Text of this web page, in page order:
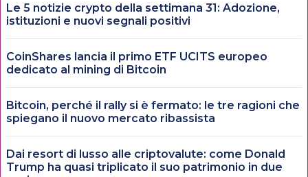
Le 5 notizie crypto della settimana 31: Adozione,
istituzioni e nuovi segnali positivi
CoinShares lancia il primo ETF UCITS europeo
dedicato al mining di Bitcoin
Bitcoin, perché il rally si è fermato: le tre ragioni che
spiegano il nuovo mercato ribassista
Dai resort di lusso alle criptovalute: come Donald
Trump ha quasi triplicato il suo patrimonio in due